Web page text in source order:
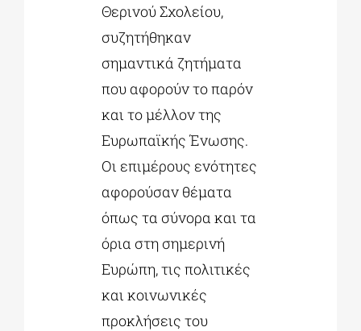
Θερινού Σχολείου,
συζητήθηκαν
σημαντικά ζητήματα
που αφορούν το παρόν
και το μέλλον της
Ευρωπαϊκής Ένωσης.
Οι επιμέρους ενότητες
αφορούσαν θέματα
όπως τα σύνορα και τα
όρια στη σημερινή
Ευρώπη, τις πολιτικές
και κοινωνικές
προκλήσεις του